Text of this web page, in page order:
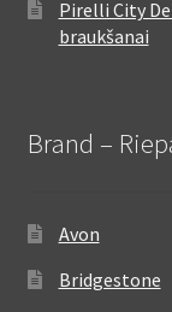
Pirelli City
braukšanai
Brand –
Avon
Bridgestone